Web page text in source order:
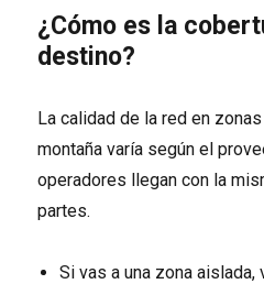
¿Cómo es la
destino?
La calidad de la red en
montaña varía según el
operadores llegan con la
partes.
Si vas a una zona